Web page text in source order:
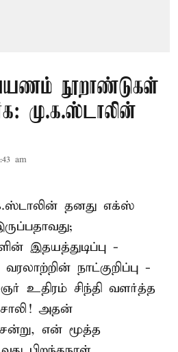
நூறாண்டுகள்
மு.க.ஸ்டாலின்
am
தனது எக்ஸ்
இதயத்துடிப்பு -
நாட்குறிப்பு -
உதிரம் சிந்தி வளர்த்த
அதன்
என் மூத்த